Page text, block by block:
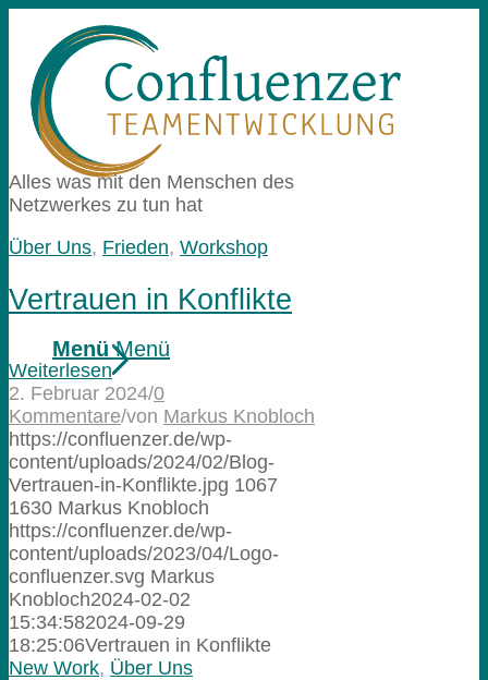
Menü Menü
Alles was mit den Menschen des
Netzwerkes zu tun hat
Über Uns, Frieden, Workshop
Vertrauen in Konflikte
Weiterlesen
2. Februar 2024/0
Kommentare/von Markus Knobloch
https://confluenzer.de/wp-
content/uploads/2024/02/Blog-
Vertrauen-in-Konflikte.jpg 1067
1630 Markus Knobloch
https://confluenzer.de/wp-
content/uploads/2023/04/Logo-
confluenzer.svg Markus
Knobloch2024-02-02
15:34:582024-09-29
18:25:06Vertrauen in Konflikte
New Work, Über Uns